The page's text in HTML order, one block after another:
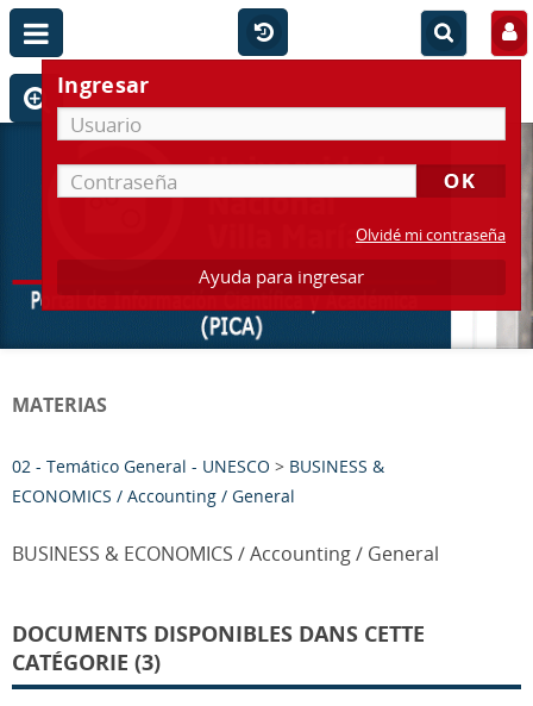
Ingresar
Olvidé mi contraseña
Ayuda para ingresar
MATERIAS
02 - Temático General - UNESCO > BUSINESS &
ECONOMICS / Accounting / General
BUSINESS & ECONOMICS / Accounting / General
DOCUMENTS DISPONIBLES DANS CETTE
CATÉGORIE (3)